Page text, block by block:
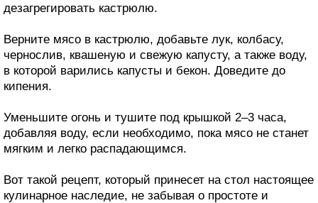
дезагрегировать кастрюлю.
Верните мясо в кастрюлю, добавьте лук, колбасу,
чернослив, квашеную и свежую капусту, а также воду,
в которой варились капусты и бекон. Доведите до
кипения.
Уменьшите огонь и тушите под крышкой 2–3 часа,
добавляя воду, если необходимо, пока мясо не станет
мягким и легко распадающимся.
Вот такой рецепт, который принесет на стол настоящее
кулинарное наследие, не забывая о простоте и